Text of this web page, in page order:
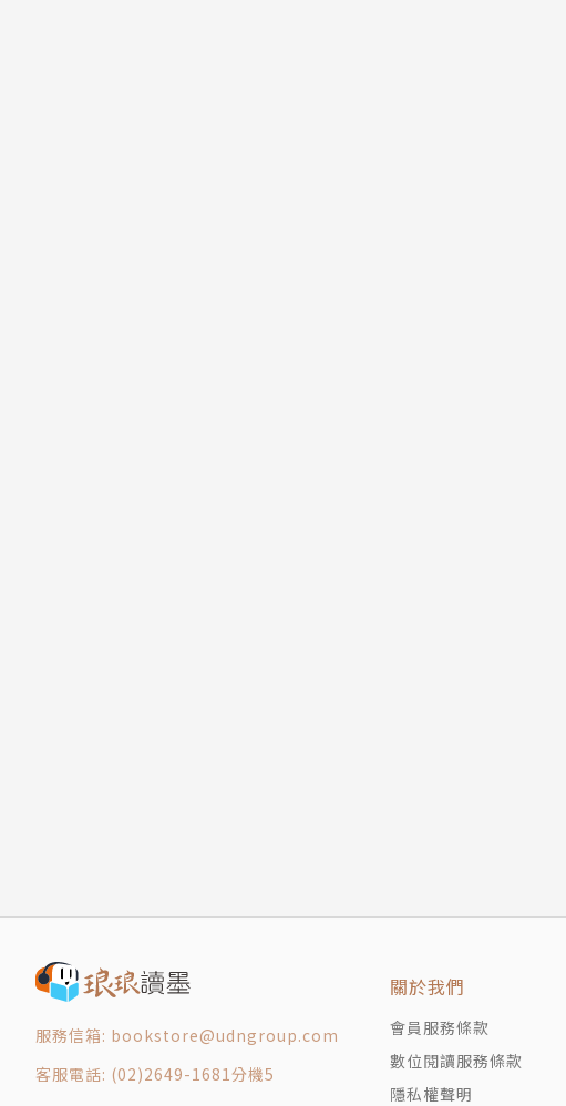
服務信箱: bookstore@udngroup.com
客服電話: (02)2649-1681分機5
關於我們
會員服務條款
數位閱讀服務條款
隱私權聲明